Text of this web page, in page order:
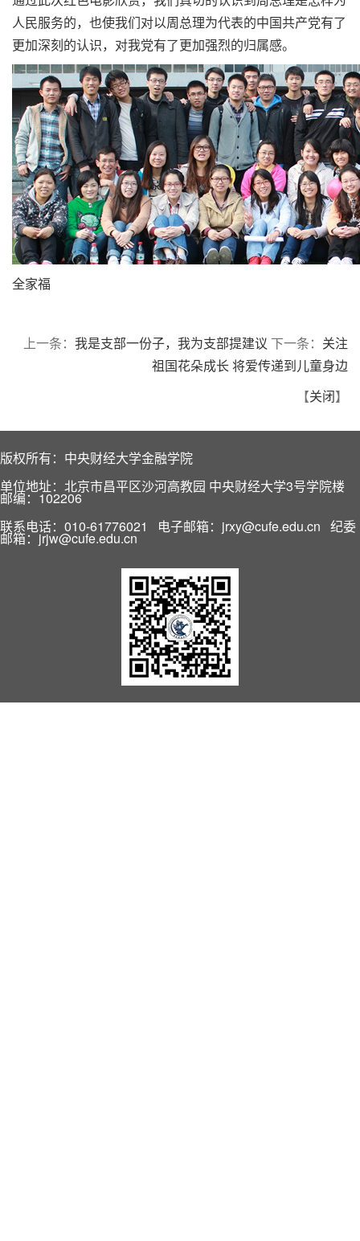
人民服务的，也使我们对以周总理为代表的中国共产党有了
更加深刻的认识，对我党有了更加强烈的归属感。
全家福
上一条： 我是支部一份子，我为支部提建议 下一条： 关注
祖国花朵成长 将爱传递到儿童身边
【关闭】
版权所有：中央财经大学金融学院
单位地址：北京市昌平区沙河高教园 中央财经大学3号学院楼
邮编：102206
联系电话：010-61776021 电子邮箱：jrxy@cufe.edu.cn 纪委
邮箱：jrjw@cufe.edu.cn